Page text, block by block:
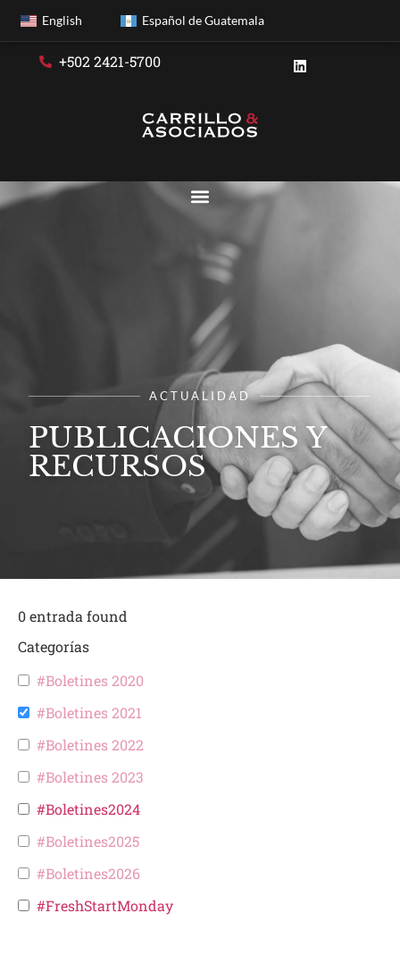
English Español de Guatemala
+502 2421-5700
ACTUALIDAD
PUBLICACIONES Y
RECURSOS
0entrada found
Categorías
#Boletines 2020
#Boletines 2021
#Boletines 2022
#Boletines 2023
#Boletines2024
#Boletines2025
#Boletines2026
#FreshStartMonday